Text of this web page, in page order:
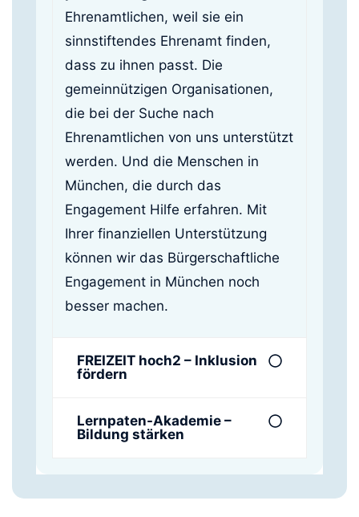
Ehrenamtlichen, weil sie ein
sinnstiftendes Ehrenamt finden,
dass zu ihnen passt. Die
gemeinnützigen Organisationen,
die bei der Suche nach
Ehrenamtlichen von uns unterstützt
werden. Und die Menschen in
München, die durch das
Engagement Hilfe erfahren. Mit
Ihrer finanziellen Unterstützung
können wir das Bürgerschaftliche
Engagement in München noch
besser machen.
FREIZEIT hoch2 – Inklusion
fördern
Lernpaten-Akademie –
Bildung stärken